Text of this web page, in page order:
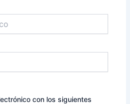
con los siguientes